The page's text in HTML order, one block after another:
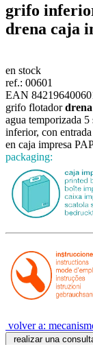
grifo
drena caja
en stock
ref.: 00601
EAN
grifo flotadordrena
agua temporizada
inferior, con
en caja impresa
packaging:
volver a:
realizar una